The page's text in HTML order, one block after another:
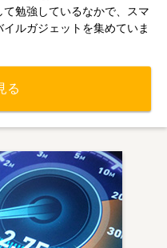
勉強しているなかで、スマ
ルガジェットを集めていま
る